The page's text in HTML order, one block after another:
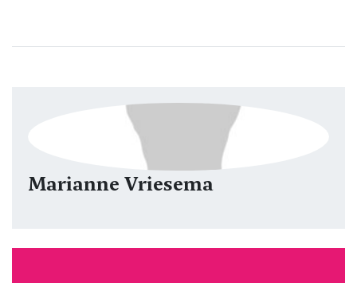
Marianne Vriesema